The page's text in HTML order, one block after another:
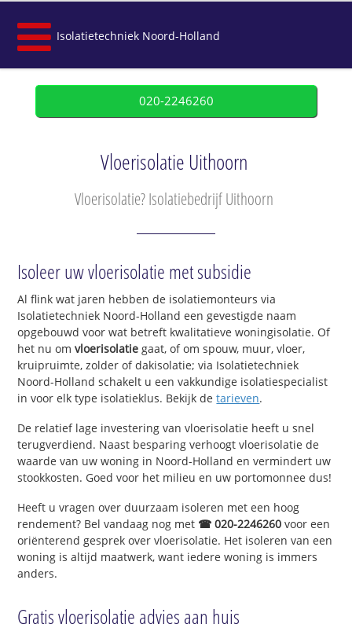
Isolatietechniek Noord-Holland
020-2246260
Vloerisolatie Uithoorn
Vloerisolatie? Isolatiebedrijf Uithoorn
Isoleer uw vloerisolatie met subsidie
Al flink wat jaren hebben de isolatiemonteurs via
Isolatietechniek Noord-Holland een gevestigde naam
opgebouwd voor wat betreft kwalitatieve woningisolatie. Of
het nu omvloerisolatie gaat, of om spouw, muur, vloer,
kruipruimte, zolder of dakisolatie; via Isolatietechniek
Noord-Holland schakelt u een vakkundige isolatiespecialist
in voor elk type isolatieklus. Bekijk detarieven.
De relatief lage investering van vloerisolatie heeft u snel
terugverdiend. Naast besparing verhoogt vloerisolatie de
waarde van uw woning in Noord-Holland en vermindert uw
stookkosten. Goed voor het milieu en uw portomonnee dus!
Heeft u vragen over duurzaam isoleren met een hoog
rendement? Bel vandaag nog met ☎ 020-2246260 voor een
oriënterend gesprek over vloerisolatie. Het isoleren van een
woning is altijd maatwerk, want iedere woning is immers
anders.
Gratis vloerisolatie advies aan huis